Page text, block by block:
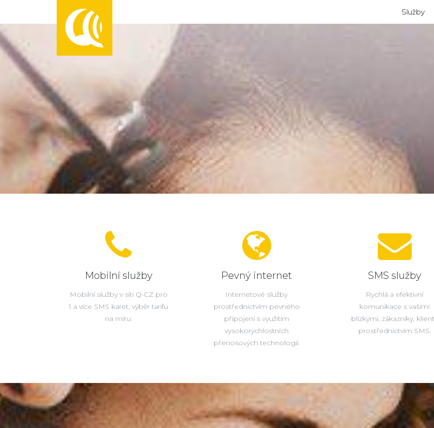
Služby
Mobilní služby
Mobilní služby v síti Q-CZ pro
1 a více SMS karet, výběr tarifu
na míru.
Pevný internet
Internetové služby
prostřednictvím pevného
připojení s využitím
vysokorychlostních
přenosových technologií.
SMS služby
Rychlá a efektivní
komunikace s vašimi
blízkými, zákazníky,
prostřednictvím SMS.